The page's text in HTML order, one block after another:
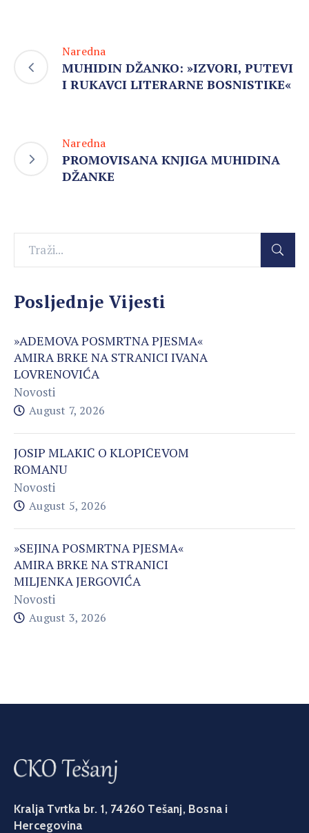
Naredna
MUHIDIN DŽANKO: »IZVORI, PUTEVI
I RUKAVCI LITERARNE BOSNISTIKE«
Naredna
PROMOVISANA KNJIGA MUHIDINA
DŽANKE
Posljednje Vijesti
»ADEMOVA POSMRTNA PJESMA«
AMIRA BRKE NA STRANICI IVANA
LOVRENOVIĆA
Novosti
August 7, 2026
JOSIP MLAKIĆ O KLOPIĆEVOM
ROMANU
Novosti
August 5, 2026
»SEJINA POSMRTNA PJESMA«
AMIRA BRKE NA STRANICI
MILJENKA JERGOVIĆA
Novosti
August 3, 2026
Kralja Tvrtka br. 1, 74260 Tešanj, Bosna i
Hercegovina